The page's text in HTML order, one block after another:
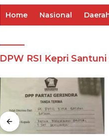
Home Nasional
DPW RSI Kepri